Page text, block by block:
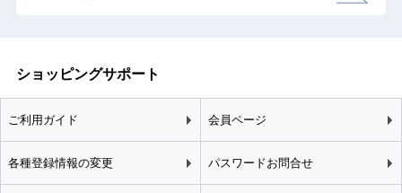
ショッピングサポート
ご利用ガイド 会員ページ
各種登録情報の変更 パスワードお問合せ